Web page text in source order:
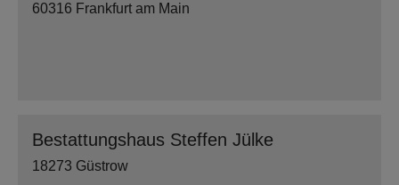
60316 Frankfurt am Main
Bestattungshaus Steffen Jülke
18273 Güstrow